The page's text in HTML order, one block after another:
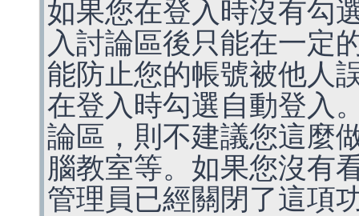
如果您在登入時沒有勾
入討論區後只能在一定
能防止您的帳號被他人
在登入時勾選自動登入
論區，則不建議您這麼
腦教室等。如果您沒有
管理員已經關閉了這項